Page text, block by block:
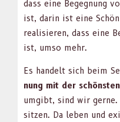
dass eine Begeg­nung
ist, darin ist eine
real­isieren, dass eine
ist, umso mehr.
Es han­delt sich beim
nung mit der
umgibt, sind wir
sitzen. Da leben und